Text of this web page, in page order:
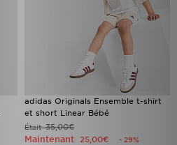
adidas Originals Ensemble t-shirt
et short Linear Bébé
Était35,00€
Maintenant 25,00€ - 29%